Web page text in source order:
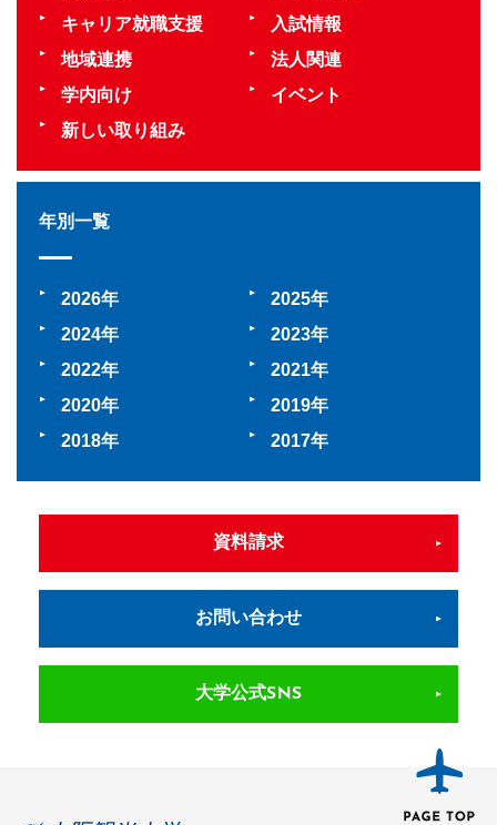
キャリア就職支援
入試情報
地域連携
法人関連
学内向け
イベント
新しい取り組み
年別一覧
2026
2025
2024
2023
2022
2021
2020
2019
2018
2017
資料請求
お問い合わせ
大学公式SNS